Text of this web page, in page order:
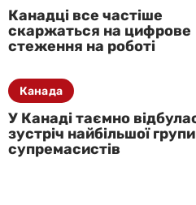
Канадці все частіше
скаржаться на цифрове
стеження на роботі
У Канаді таємно
зустріч найбільшої
супремасистів
Канада